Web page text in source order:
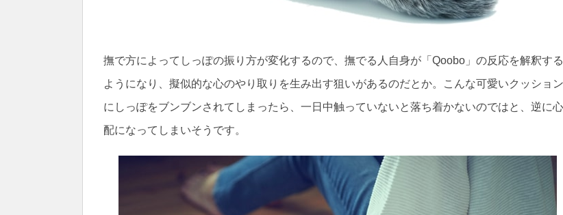
撫で方によってしっぽの振り方が変化するので、撫でる人自身が「Qoobo」の反応を解釈する
ようになり、擬似的な心のやり取りを生み出す狙いがあるのだとか。こんな可愛いクッション
にしっぽをブンブンされてしまったら、一日中触っていないと落ち着かないのではと、逆に心
配になってしまいそうです。